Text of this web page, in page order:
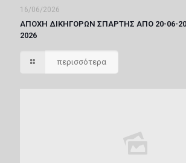
16/06/2026
ΑΠΟΧΗ ΔΙΚΗΓΟΡΩΝ ΣΠΑΡΤΗΣ ΑΠΟ 20-06-
2026
περισσότερα